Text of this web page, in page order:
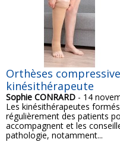
Orthèses
kinésithérapeute
Sophie CONRARD - 14
Les kinésithérapeutes
régulièrement des patients
accompagnent et les
pathologie, notamment...